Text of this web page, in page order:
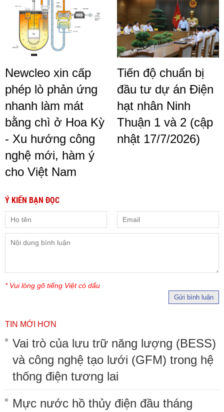
Newcleo xin cấp
phép lò phản ứng
nhanh làm mát
bằng chì ở Hoa Kỳ
- Xu hướng công
nghệ mới, hàm ý
cho Việt Nam
Tiến độ chuẩn bị
đầu tư dự án Điện
hạt nhân Ninh
Thuận 1 và 2 (cập
nhật 17/7/2026)
Ý KIẾN BẠN ĐỌC
* Vui lòng gõ tiếng Việt có dấu
Gửi bình luận
TIN MỚI HƠN
Vai trò của lưu trữ năng lượng (BESS)
và công nghệ tạo lưới (GFM) trong hệ
thống điện tương lai
Mực nước hồ thủy điện đầu tháng